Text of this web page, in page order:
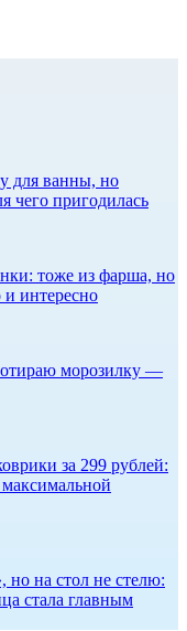
для ванны, но
чего пригодилась
тоже из фарша, но
и интересно
морозилку —
за 299 рублей:
на стол не стелю:
стала главным